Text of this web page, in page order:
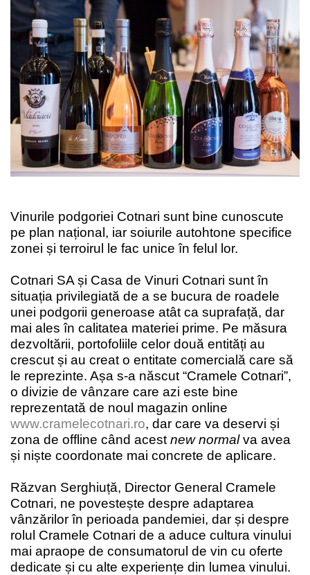
Vinurile podgoriei Cotnari sunt bine cunoscute
pe plan național, iar soiurile autohtone specifice
zonei și terroirul le fac unice în felul lor.
Cotnari SA și Casa de Vinuri Cotnari sunt în
situația privilegiată de a se bucura de roadele
unei podgorii generoase atât ca suprafață, dar
mai ales în calitatea materiei prime. Pe măsura
dezvoltării, portofoliile celor două entități au
crescut și au creat o entitate comercială care să
le reprezinte. Așa s-a născut “Cramele Cotnari”,
o divizie de vânzare care azi este bine
reprezentată de noul magazin online
www.cramelecotnari.ro, dar care va deservi și
zona de offline când acest new normalva avea
și niște coordonate mai concrete de aplicare.
Răzvan Serghiuță, Director General Cramele
Cotnari, ne povestește despre adaptarea
vânzărilor în perioada pandemiei, dar și despre
rolul Cramele Cotnari de a aduce cultura vinului
mai apraope de consumatorul de vin cu oferte
dedicate și cu alte experiențe din lumea vinului.